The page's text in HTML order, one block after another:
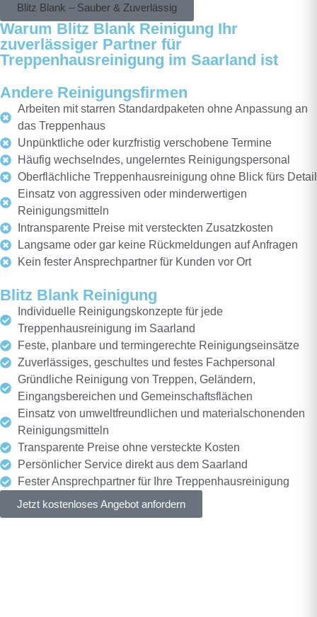
Blitz Blank – Sauber & Zuverlässig
Warum Blitz Blank Reinigung Ihr
zuverlässiger Partner für
Treppenhausreinigung im Saarland ist
Andere Reinigungsfirmen
Arbeiten mit starren Standardpaketen ohne Anpassung an
das Treppenhaus
Unpünktliche oder kurzfristig verschobene Termine
Häufig wechselndes, ungelerntes Reinigungspersonal
Oberflächliche Treppenhausreinigung ohne Blick fürs Detail
Einsatz von aggressiven oder minderwertigen
Reinigungsmitteln
Intransparente Preise mit versteckten Zusatzkosten
Langsame oder gar keine Rückmeldungen auf Anfragen
Kein fester Ansprechpartner für Kunden vor Ort
Blitz Blank Reinigung
Individuelle Reinigungskonzepte für jede
Treppenhausreinigung im Saarland
Feste, planbare und termingerechte Reinigungseinsätze
Zuverlässiges, geschultes und festes Fachpersonal
Gründliche Reinigung von Treppen, Geländern,
Eingangsbereichen und Gemeinschaftsflächen
Einsatz von umweltfreundlichen und materialschonenden
Reinigungsmitteln
Transparente Preise ohne versteckte Kosten
Persönlicher Service direkt aus dem Saarland
Fester Ansprechpartner für Ihre Treppenhausreinigung
Jetzt kostenloses Angebot anfordern